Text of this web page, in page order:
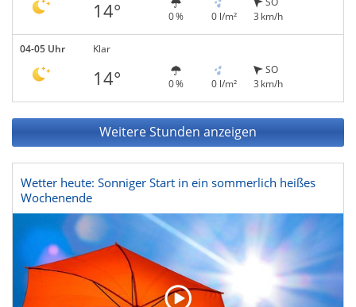
14° 0 % 0 l/m²
3 km/h
04-05 Uhr Klar
14° 0 % 0 l/m²
SO
3 km/h
Weitere Stunden anzeigen
Wetter heute: Sonniger Start in ein sommerlich heißes
Wochenende